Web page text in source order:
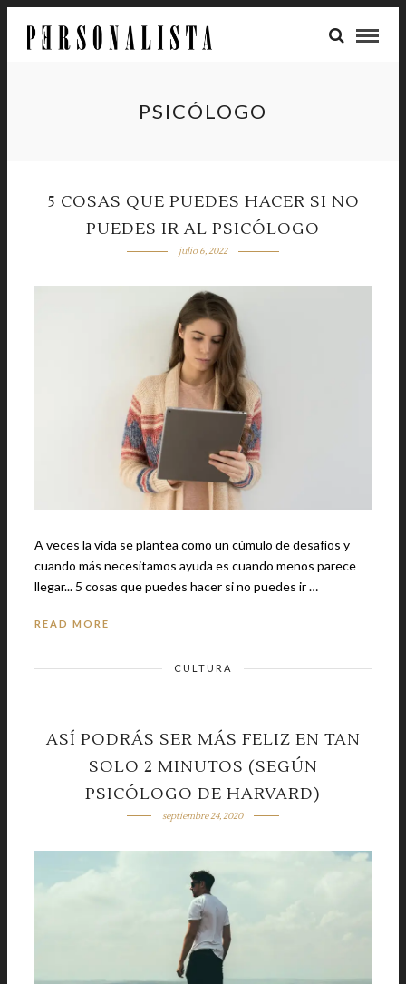
PSICÓLOGO
5 COSAS QUE PUEDES HACER SI NO
PUEDES IR AL PSICÓLOGO
julio 6, 2022
A veces la vida se plantea como un cúmulo de desafíos y
cuando más necesitamos ayuda es cuando menos parece
llegar... 5 cosas que puedes hacer si no puedes ir …
READ MORE
CULTURA
ASÍ PODRÁS SER MÁS FELIZ EN TAN
SOLO 2 MINUTOS (SEGÚN
PSICÓLOGO DE HARVARD)
septiembre 24, 2020